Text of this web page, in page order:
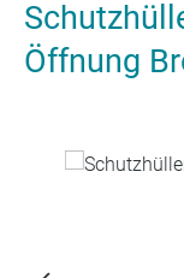
Öffnung
Bildergalerie